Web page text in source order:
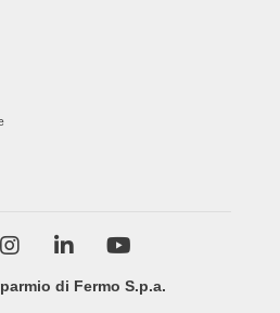
di Fermo S.p.a.